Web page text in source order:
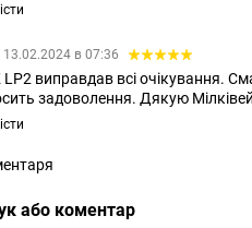
13.02.2024 в 07:36
LP2 виправдав всі очікування.
задоволення. Дякую
або коментар